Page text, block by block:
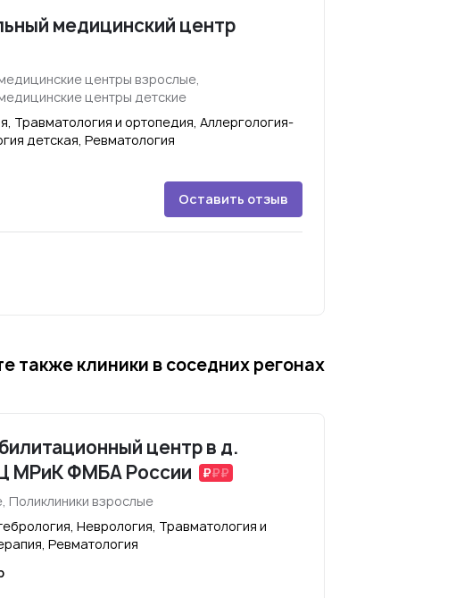
медицинский центр
центры взрослые,
центры детские
Травматология и ортопедия, Аллергология-
детская, Ревматология
Оставить отзыв
также клиники в соседних регонах
центр в д.
МРиК ФМБА России
Поликлиники взрослые
Неврология, Травматология и
Ревматология